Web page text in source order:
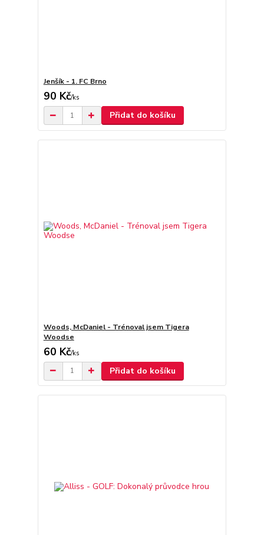
Jenšík - 1. FC Brno
90 Kč/ks
Přidat do košíku
Woods, McDaniel - Trénoval jsem Tigera
Woodse
60 Kč/ks
Přidat do košíku